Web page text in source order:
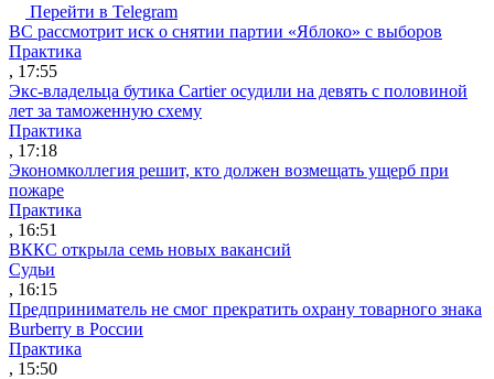
Перейти в Telegram
ВС рассмотрит иск о снятии партии «Яблоко» с выборов
Практика
, 17:55
Экс-владельца бутика Cartier осудили на девять с половиной
лет за таможенную схему
Практика
, 17:18
Экономколлегия решит, кто должен возмещать ущерб при
пожаре
Практика
, 16:51
ВККС открыла семь новых вакансий
Судьи
, 16:15
Предприниматель не смог прекратить охрану товарного знака
Burberry в России
Практика
, 15:50